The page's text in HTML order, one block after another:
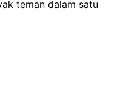
teman dalam satu